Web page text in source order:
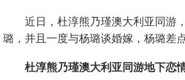
近日，杜淳熊乃瑾澳大利亚同游
璐，并且一度与杨璐谈婚嫁，杨璐差
杜淳熊乃瑾澳大利亚同游地下恋